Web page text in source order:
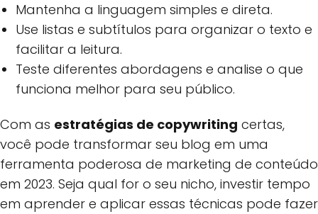
Mantenha a linguagem simples e direta.
Use listas e subtítulos para organizar o texto e
facilitar a leitura.
Teste diferentes abordagens e analise o que
funciona melhor para seu público.
Com as estratégias de copywriting certas,
você pode transformar seu blog em uma
ferramenta poderosa de marketing de conteúdo
em 2023. Seja qual for o seu nicho, investir tempo
em aprender e aplicar essas técnicas pode fazer